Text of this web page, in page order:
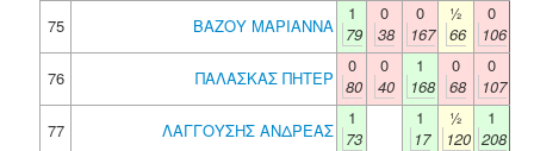
75
ΒΑΖΟΥ ΜΑΡΙΑΝΝΑ
1
79
0
38
0
167
½
66
0
106
76
ΠΑΛΑΣΚΑΣ ΠΗΤΕΡ
0
80
0
40
1
168
0
68
0
107
77
ΛΑΓΓΟΥΣΗΣ ΑΝΔΡΕΑΣ
1
73
1
17
½
120
1
208